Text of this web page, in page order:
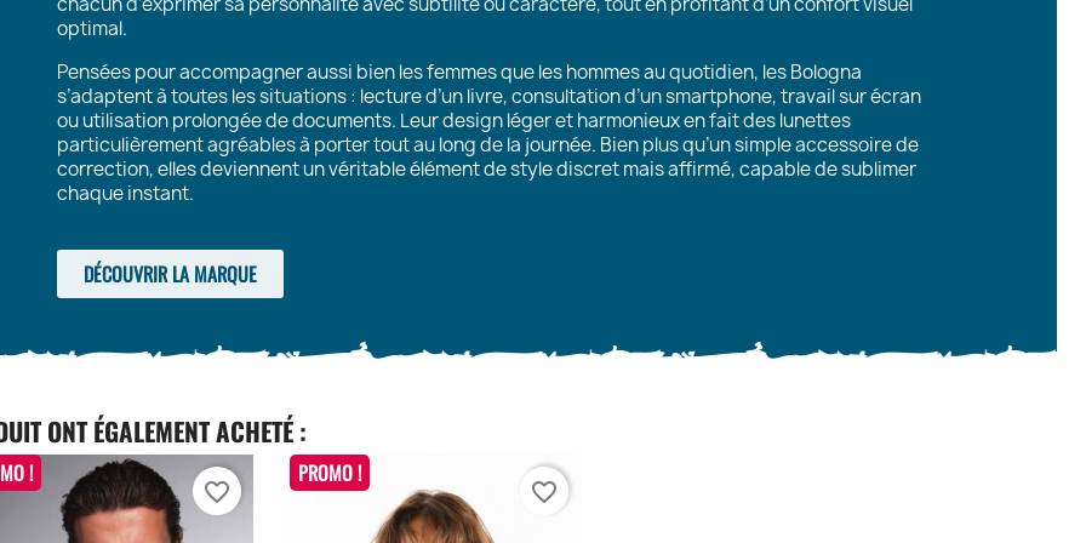
optimal.
Pensées pour accompagner aussi bien les femmes que les hommes au quotidien, les Bologna
s’adaptent à toutes les situations : lecture d’un livre, consultation d’un smartphone, travail sur écran
ou utilisation prolongée de documents. Leur design léger et harmonieux en fait des lunettes
particulièrement agréables à porter tout au long de la journée. Bien plus qu’un simple accessoire de
correction, elles deviennent un véritable élément de style discret mais affirmé, capable de sublimer
chaque instant.
DÉCOUVRIR LA MARQUE
ONT ÉGALEMENT ACHETÉ :
!
favorite_border
PROMO !
favorite_border